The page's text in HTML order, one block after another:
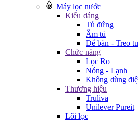
Máy lọc nước
Kiểu dáng
Tủ đứng
Âm tủ
Để bàn - Treo
Chức năng
Lọc Ro
Nóng - Lạnh
Không dùng
Thương hiệu
Truliva
Unilever Pureit
Lõi lọc